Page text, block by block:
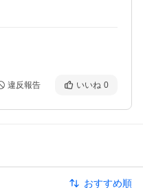
違反報告 いいね 0
おすすめ順